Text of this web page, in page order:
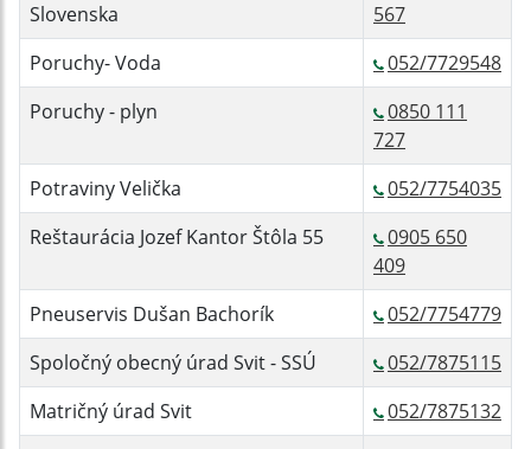
Slovenska
567
Poruchy- Voda
052/7729548
Poruchy - plyn
0850 111
727
Potraviny Velička
052/7754035
Reštaurácia Jozef Kantor Štôla 55
0905 650
409
Pneuservis Dušan Bachorík
052/7754779
Spoločný obecný úrad Svit - SSÚ
052/7875115
Matričný úrad Svit
052/7875132